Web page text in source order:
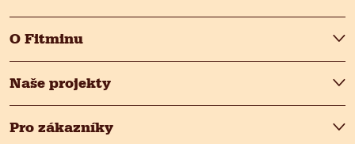
O Fitminu
Naše projekty
Pro zákazníky